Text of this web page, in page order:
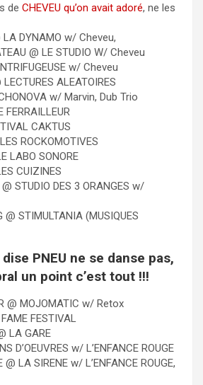
de CHEVEU qu’on avait adoré, ne les
LA DYNAMO w/ Cheveu,
@ LE STUDIO W/ Cheveu
w/ Cheveu
ALEATOIRES
w/ Marvin, Dub Trio
CAKTUS
ROCKOMOTIVES
LABO SONORE
CUIZINES
STUDIO DES 3 ORANGES w/
@ STIMULTANIA (MUSIQUES
dise PNEU ne se danse pas,
un point c’est tout !!!
@ MOJOMATIC w/ Retox
FESTIVAL
LA GARE
D’OEUVRES w/ L’ENFANCE ROUGE
LA SIRENE w/ L’ENFANCE ROUGE,